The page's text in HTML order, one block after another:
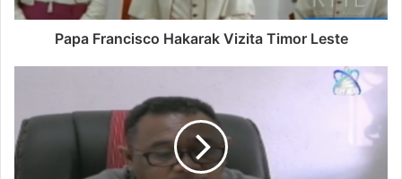
Papa Francisco Hakarak Vizita Timor Leste